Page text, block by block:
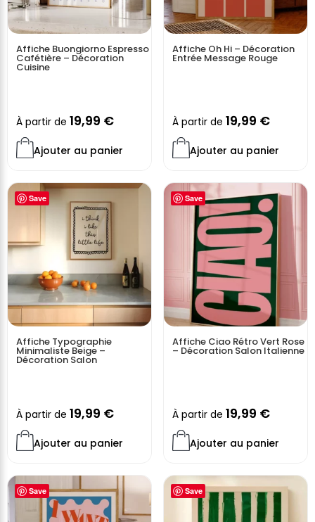
l’année
Impression haute qualité pour un rendu moderne et
élégant
Parfait pour les amateurs de déco plage, surf et
Avec ce set d’affiches beach vibes, transformez votre
espace en véritable refuge d’été où règnent sérénité,
soleil et bonne humeur.
Vendue sans cadre
Affiche Buongiorno Espresso
Cafétière – Décoration
Cuisine
À partir de 19,99 €
Ajouter au panier
Affiche Oh Hi – Décoration
Entrée Message Rouge
À partir de 19,99 €
Ajouter au panier
Save
Affiche Typographie
Minimaliste Beige –
Décoration Salon
À partir de 19,99 €
Ajouter au panier
Save
Affiche Ciao Rétro Vert Rose
– Décoration Salon Italienne
À partir de 19,99 €
Ajouter au panier
Save Save